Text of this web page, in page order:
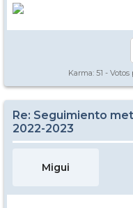
Karma: 51 - Votos
Re: Seguimiento
2022-2023
Migui